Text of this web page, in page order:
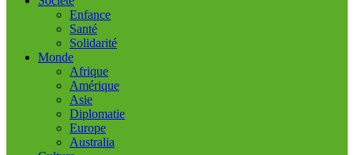
Enfance
Santé
Solidarité
Monde
Afrique
Amérique
Asie
Diplomatie
Europe
Australia